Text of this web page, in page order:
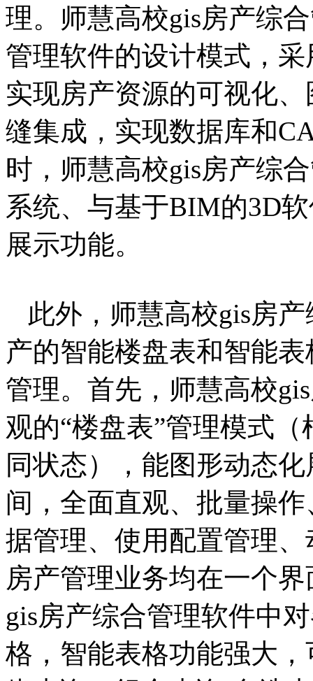
理。师慧高校gis房产综
管理软件的设计模式，
实现房产资源的可视化
缝集成，实现数据库和
时，师慧高校gis房产综
系统、与基于BIM的3D
展示功能。
此外，师慧高校gis房
产的智能楼盘表和智能
管理。首先，师慧高校
观的“楼盘表”管理模式
同状态），能图形动态
间，全面直观、批量操
据管理、使用配置管理
房产管理业务均在一个
gis房产综合管理软件中
格，智能表格功能强大